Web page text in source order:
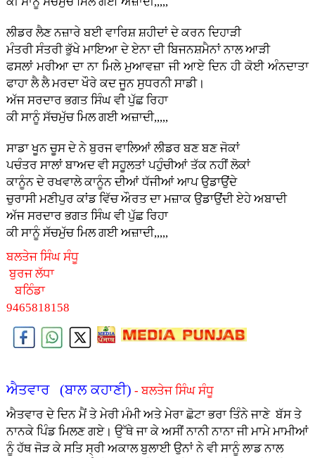
ਲੀਡਰ ਲੈਣ ਨਜ਼ਾਰੇ ਬਈ ਵਾਰਿਸ਼ ਸ਼ਹੀਦਾਂ ਦੇ ਕਰਨ ਦਿਹਾੜੀ
ਮੰਤਰੀ ਸੰਤਰੀ ਭੁੱਖੇ ਮਾਇਆ ਦੇ ਏਨਾ ਦੀ ਬਿਜਨਸ਼ਮੈਨਾਂ ਨਾਲ ਆੜੀ
ਫਸਲਾਂ ਮਰੀਆ ਦਾ ਨਾ ਮਿਲੇ ਮੁਆਵਜ਼ਾ ਜੀ ਆਏ ਦਿਨ ਹੀ ਕੋਈ ਅੰਨਦਾਤਾ
ਫਾਹਾ ਲੈ ਲੈ ਮਰਦਾ ਖੌਰੇ ਕਦ ਜੂਨ ਸੁਧਰਨੀ ਸਾਡੀ।
ਅੱਜ ਸਰਦਾਰ ਭਗਤ ਸਿੰਘ ਵੀ ਪੁੱਛ ਰਿਹਾ
ਕੀ ਸਾਨੂੰ ਸੱਚਮੁੱਚ ਮਿਲ ਗਈ ਅਜ਼ਾਦੀ,,,,,
ਸਾਡਾ ਖੂਨ ਚੂਸ ਦੇ ਨੇ ਬੁਰਜ ਵਾਲਿਆਂ ਲੀਡਰ ਬਣ ਬਣ ਜੋਕਾਂ
ਪਚੰਤਰ ਸਾਲਾਂ ਬਾਅਦ ਵੀ ਸਹੂਲਤਾਂ ਪਹੁੰਚੀਆਂ ਤੱਕ ਨਹੀਂ ਲੋਕਾਂ
ਕਾਨੂੰਨ ਦੇ ਰਖਵਾਲੇ ਕਾਨੂੰਨ ਦੀਆਂ ਧੱਜੀਆਂ ਆਪ ਉਡਾਉਂਦੇ
ਚੁਰਾਸੀ ਮਣੀਪੁਰ ਕਾਂਡ ਵਿੱਚ ਔਰਤ ਦਾ ਮਜ਼ਾਕ ਉਡਾਉਂਦੀ ਏਹੇ ਅਬਾਦੀ
ਅੱਜ ਸਰਦਾਰ ਭਗਤ ਸਿੰਘ ਵੀ ਪੁੱਛ ਰਿਹਾ
ਕੀ ਸਾਨੂੰ ਸੱਚਮੁੱਚ ਮਿਲ ਗਈ ਅਜ਼ਾਦੀ,,,,,
ਬਲਤੇਜ ਸਿੰਘ ਸੰਧੂ
ਬੁਰਜ ਲੱਧਾ
ਬਠਿੰਡਾ
9465818158
ਐਤਵਾਰ (ਬਾਲ ਕਹਾਣੀ) - ਬਲਤੇਜ ਸਿੰਘ ਸੰਧੂ
ਐਤਵਾਰ ਦੇ ਦਿਨ ਮੈਂ ਤੇ ਮੇਰੀ ਮੰਮੀ ਅਤੇ ਮੇਰਾ ਛੋਟਾ ਭਰਾ ਤਿੰਨੇ ਜਾਣੇ ਬੱਸ ਤੇ
ਨਾਨਕੇ ਪਿੰਡ ਮਿਲਣ ਗਏ। ਉੱਥੇ ਜਾ ਕੇ ਅਸੀਂ ਨਾਨੀ ਨਾਨਾ ਜੀ ਮਾਮੇ ਮਾਮੀਆਂ
ਨੂੰ ਹੱਥ ਜੋੜ ਕੇ ਸਤਿ ਸ੍ਰੀ ਅਕਾਲ ਬੁਲਾਈ ਉਨਾਂ ਨੇ ਵੀ ਸਾਨੂੰ ਲਾਡ ਨਾਲ